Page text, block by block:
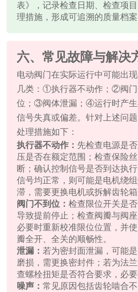
表》，记录检查日期、检查项
理措施，形成可追溯的质量档案
六、常见故障与解决
电动阀门在实际运行中可能出
几类：①执行器不动作；②阀门
位；③阀体泄漏；④运行时产
信号失真或偏差。针对上述问
处理措施如下：
执行器不动作： 先检查电源是
压是否在额定范围；检查保险
断；确认控制信号是否到达执
信号均正常，则可能是电机绕
滞，需要更换电机或拆解齿轮箱
阀门不到位：检查限位开关是
导致提前停止；检查阀瓣与阀
必要时重新校准限位位置，并
瓣全开、全关的顺畅性。
泄漏：若为密封面泄漏，可能
磨损，需更换密封件；若为法
查螺栓扭矩是否符合要求，必要
噪声：常见原因包括齿轮啮合